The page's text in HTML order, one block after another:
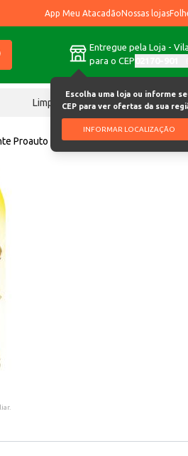
App Meu AtacadãoNossas lojas
Entregue pela Loja -
para o CEP
Escolha uma loja ou informe
CEP para ver ofertas da sua
INFORMAR LOCALIZAÇÃO
Limpeza Chocolates
Proauto Breeze Sensations un